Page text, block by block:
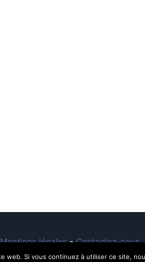
Mentions légales-Contactez-nous
Si vous continuez à utiliser ce site,